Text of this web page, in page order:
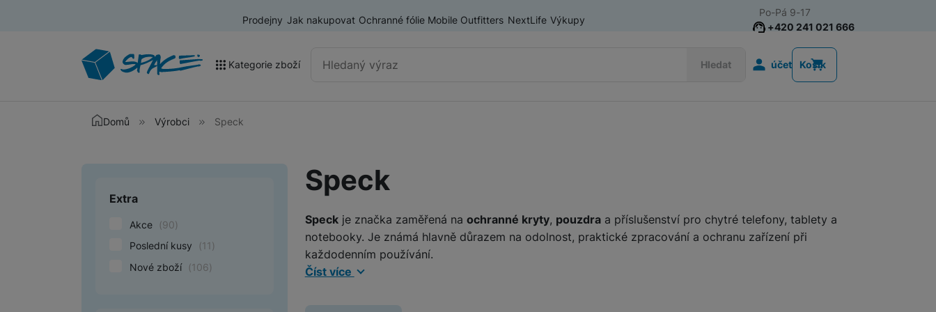
Prodejny Jak nakupovat Ochranné fólie Mobile Outfitters NextLife Výkupy
Vyhledávání Hledat
Kategorie zboží
Akce a výprodej
Nositelná elektronika
Televize
Audio
Příslušenství Audio
Mobilní telefony
Televize
Audio
Domácí spotřebiče
+420 241 021 666
Po-Pá 9-17
Uživatelská
účet Košík
Domů Výrobci Speck
Speck
Speckje značka zaměřená na ochranné kryty, pouzdraa příslušenství pro chytré telefony, tablety a
notebooky. Je známá hlavně důrazem na odolnost, praktické zpracování a ochranu zařízení při
každodenním používání.
Číst více
Upřesnit parametry
Extra
Akce (90)
Poslední kusy
(11 )
Nové zboží (106)